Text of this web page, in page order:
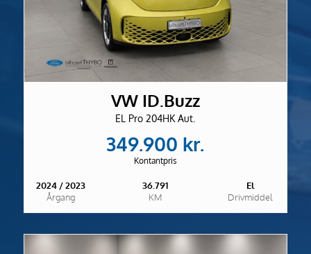
VW ID.Buzz
EL Pro 204HK Aut.
349.900 kr.
Kontantpris
2024 / 2023
Årgang
36.791
KM
El
Drivmiddel